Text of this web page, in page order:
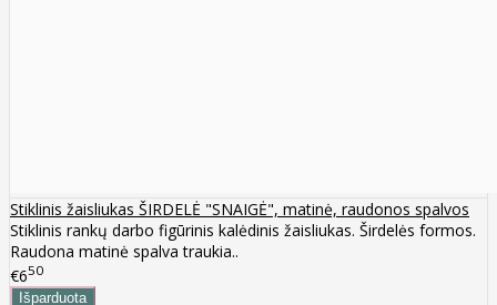
Stiklinis žaisliukas ŠIRDELĖ "SNAIGĖ", matinė, raudonos spalvos
Stiklinis rankų darbo figūrinis kalėdinis žaisliukas. Širdelės formos.
Raudona matinė spalva traukia..
€650